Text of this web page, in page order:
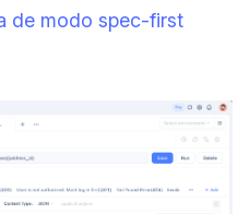
de modo spec-first